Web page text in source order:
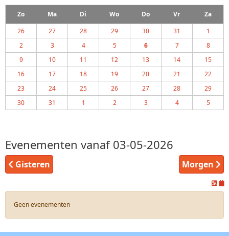
Zo Ma Di Wo Do Vr
Za
26
27 28 29 30 31
1
2
3 4 5 6 7
8
9
10 11 12 13 14
15
16
17 18 19 20 21
22
23
24 25 26 27 28
29
30
31 1 2 3 4 5
Evenementen vanaf 03-05-2026
Gisteren Morgen
Geen evenementen